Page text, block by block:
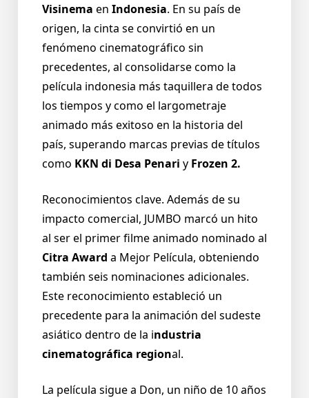
Visinema en Indonesia. En su país de
origen, la cinta se convirtió en un
fenómeno cinematográfico sin
precedentes, al consolidarse como la
película indonesia más taquillera de todos
los tiempos y como el largometraje
animado más exitoso en la historia del
país, superando marcas previas de títulos
como KKN di Desa Penari y Frozen 2.
Reconocimientos clave. Además de su
impacto comercial, JUMBO marcó un hito
al ser el primer filme animado nominado al
Citra Award a Mejor Película, obteniendo
también seis nominaciones adicionales.
Este reconocimiento estableció un
precedente para la animación del sudeste
asiático dentro de la industria
cinematográfica regional.
La película sigue a Don, un niño de 10 años